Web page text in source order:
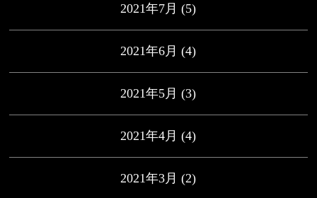
2021年7月 (5)
2021年6月 (4)
2021年5月 (3)
2021年4月 (4)
2021年3月 (2)